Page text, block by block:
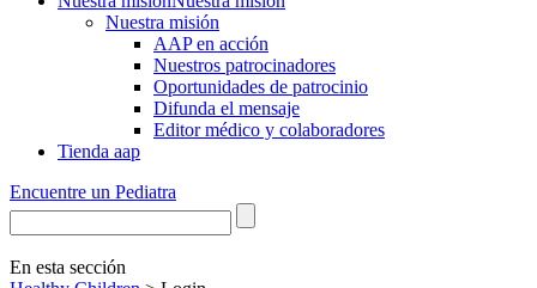
Nuestra misión
AAP en acción
Nuestros patrocinadores
Oportunidades de patrocinio
Difunda el mensaje
Editor médico y colaboradores
Tienda aap
Encuentre un Pediatra
En esta sección